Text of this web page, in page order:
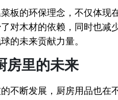
板的环保理念，不仅体现
对木材的依赖，同时也减
的未来贡献力量。
房里的未来
不断发展，厨房用品也在